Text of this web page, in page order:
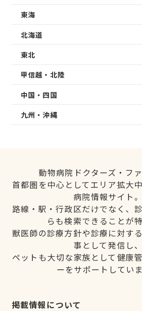
東海
北海道
東北
甲信越・北陸
中国・四国
九州・沖縄
動物病院ドクターズ・ファ
首都圏を中心としてエリア拡大
病院情報サイト。
路線・駅・行政区だけでなく、
らも検索できることが特
獣医師の診療方針や診療に対す
事として発信し、
ペットも大切な家族として健康
ーをサポートしていま
掲載情報について